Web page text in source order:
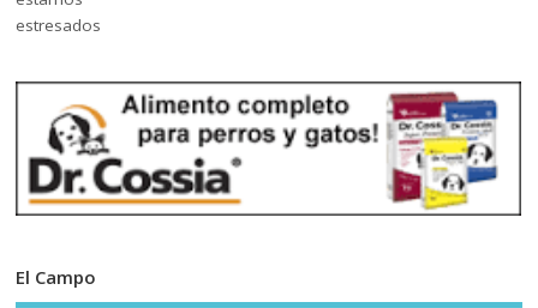
El Campo